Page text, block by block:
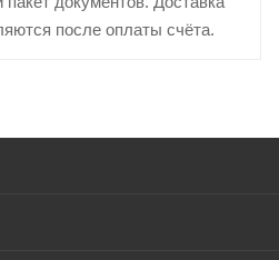
после оплаты счёта.